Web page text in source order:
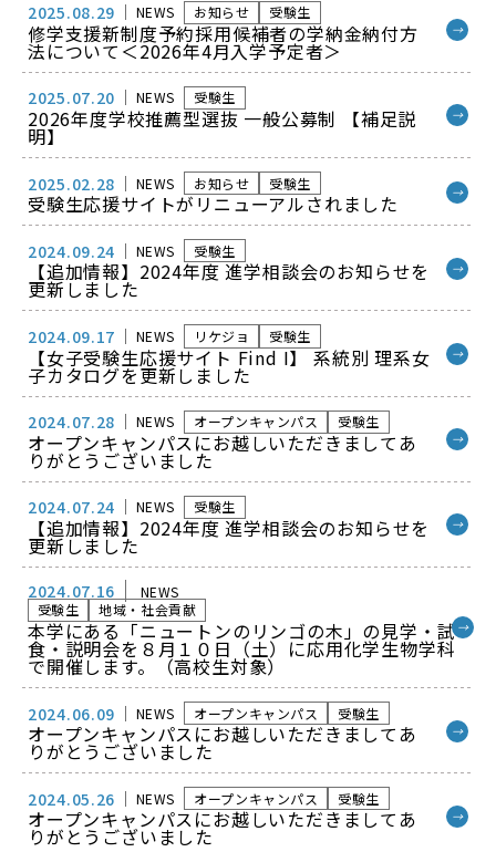
2025.08.29 NEWS お知らせ 受験生
修学支援新制度予約採用候補者の学納金納付方
法について＜2026年4月入学予定者＞
→
2025.07.20 NEWS 受験生
2026年度学校推薦型選抜 一般公募制 【補足説
明】
→
2025.02.28 NEWS お知らせ 受験生
受験生応援サイトがリニューアルされました →
2024.09.24 NEWS 受験生
【追加情報】2024年度 進学相談会のお知らせを
更新しました
→
2024.09.17 NEWS リケジョ 受験生
【女子受験生応援サイト Find I】 系統別 理系女
子カタログを更新しました
→
2024.07.28 NEWS オープンキャンパス 受験生
オープンキャンパスにお越しいただきましてあ
りがとうございました
→
2024.07.24 NEWS 受験生
【追加情報】2024年度 進学相談会のお知らせを
更新しました
→
2024.07.16
NEWS
受験生
地域・社会貢献
本学にある「ニュートンのリンゴの木」の見学・試
食・説明会を８月１０日（土）に応用化学生物学科
で開催します。（高校生対象）
→
2024.06.09 NEWS オープンキャンパス 受験生
オープンキャンパスにお越しいただきましてあ
りがとうございました
→
2024.05.26 NEWS オープンキャンパス 受験生
オープンキャンパスにお越しいただきましてあ
りがとうございました
→